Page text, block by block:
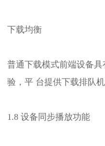
下载均衡
普通下载模式前端设备
验，平 台提供下载排队
1.8 设备同步播放功能